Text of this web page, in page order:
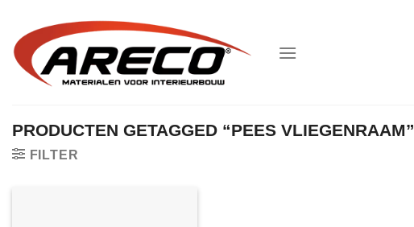
inhoud
PRODUCTEN GETAGGED “PEES VLIEGENRAAM”
FILTER